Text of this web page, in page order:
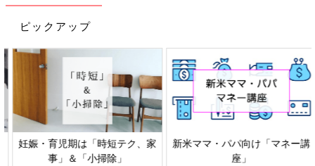
みんなと同じように取材に応じられないことへの疑
問
ピックアップ
妊娠・育児期は「時短テク、家
事」＆「小掃除」
新米ママ・パパ向け「マネー講
座」